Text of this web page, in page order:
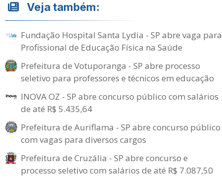
Veja também:
Fundação Hospital Santa Lydia - SP abre vaga para
Profissional de Educação Física na Saúde
Prefeitura de Votuporanga - SP abre processo
seletivo para professores e técnicos em educação
INOVA OZ - SP abre concurso público com salários
de até R$ 5.435,64
Prefeitura de Auriflama - SP abre concurso público
com vagas para diversos cargos
Prefeitura de Cruzália - SP abre concurso e
processo seletivo com salários de até R$ 7.087,50